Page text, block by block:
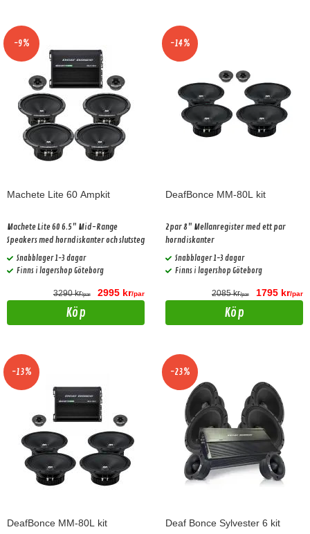
-9%
Machete Lite 60 Ampkit
Machete Lite 60 6.5" Mid-Range
Speakers med horndiskanter och slutsteg
Snabblager 1-3 dagar
Finns i lagershop Göteborg
3290 kr/par 2995 kr/par
Köp
-14%
DeafBonce MM-80L kit
2par 8" Mellanregister med ett par
horndiskanter
Snabblager 1-3 dagar
Finns i lagershop Göteborg
2085 kr/par 1795 kr/par
Köp
-13%
DeafBonce MM-80L kit
-23%
Deaf Bonce Sylvester 6 kit